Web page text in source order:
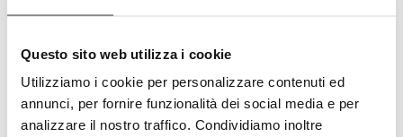
Questo sito web utilizza i cookie
Utilizziamo i cookie per personalizzare contenuti ed
annunci, per fornire funzionalità dei social media e per
analizzare il nostro traffico. Condividiamo inoltre
Giallorosso fans boxer
€9.90